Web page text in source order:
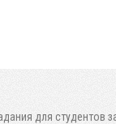
для студентов